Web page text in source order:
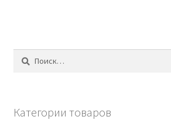
Найти:
Категории товаров